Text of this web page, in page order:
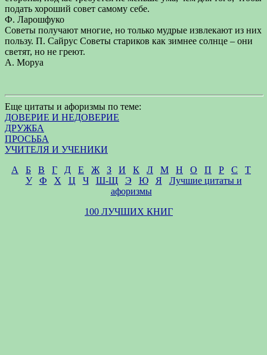
подать хороший совет самому себе.
Ф. Ларошфуко
Советы получают многие, но только мудрые извлекают из них
пользу. П. Сайрус Советы стариков как зимнее солнце – они
светят, но не греют.
А. Моруа
Еще цитаты и афоризмы по теме:
ДОВЕРИЕ И НЕДОВЕРИЕ
ДРУЖБА
ПРОСЬБА
УЧИТЕЛЯ И УЧЕНИКИ
А
Б В Г Д Е Ж З И К Л М Н О П Р С
Т
У
Ф Х Ц Ч Ш-Щ Э Ю Я
Лучшие цитаты и
афоризмы
100 ЛУЧШИХ КНИГ